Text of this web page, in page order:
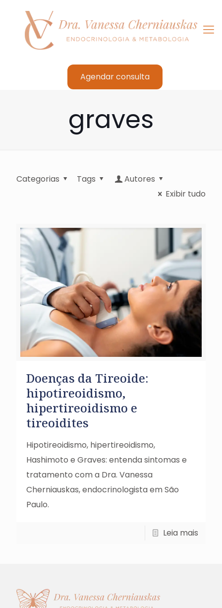
Agendar consulta
graves
Categorias Tags
Autores
Exibir tudo
Doenças da Tireoide:
hipotireoidismo,
hipertireoidismo e
tireoidites
Hipotireoidismo, hipertireoidismo,
Hashimoto e Graves: entenda sintomas e
tratamento com a Dra. Vanessa
Cherniauskas, endocrinologista em São
Paulo.
Leia mais